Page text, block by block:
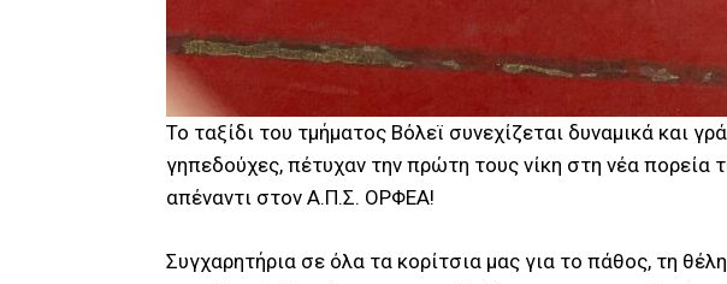
Το ταξίδι του τμήματος Βόλεϊ συνεχίζεται δυναμικά και
γηπεδούχες, πέτυχαν την πρώτη τους νίκη στη νέα
απέναντι στον Α.Π.Σ. ΟΡΦΕΑ!
Συγχαρητήρια σε όλα τα κορίτσια μας για το πάθος, τη